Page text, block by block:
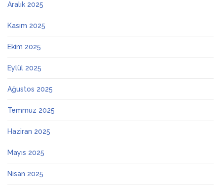
Aralık 2025
Kasım 2025
Ekim 2025
Eylül 2025
Ağustos 2025
Temmuz 2025
Haziran 2025
Mayıs 2025
Nisan 2025